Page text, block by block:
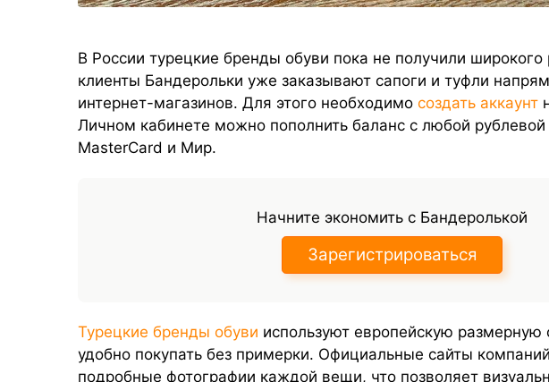
В России турецкие бренды обуви пока не получили широкого
клиенты Бандерольки уже заказывают сапоги и туфли
интернет-магазинов. Для этого необходимо создать аккаунт
Личном кабинете можно пополнить баланс с любой рублевой
MasterCard и Мир.
Начните экономить с Бандеролькой
Зарегистрироваться
Турецкие бренды обуви используют европейскую размерную
удобно покупать без примерки. Официальные сайты
подробные фотографии каждой вещи, что позволяет